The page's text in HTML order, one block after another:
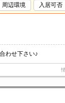
周辺環境 入居可否
わせ下さい♪